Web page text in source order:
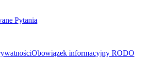
Pytania
Obowiązek informacyjny RODO